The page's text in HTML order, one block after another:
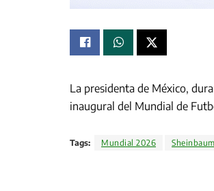
La presidenta de México,
inaugural del Mundial de
Tags: Mundial 2026 Sheinbaum